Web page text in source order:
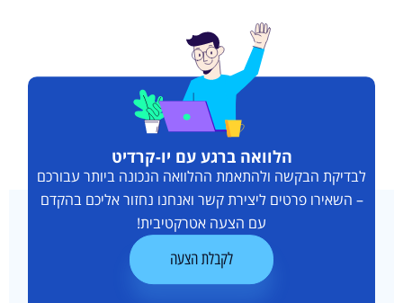
הלוואה ברגע עם יו-קרדיט
לבדיקת הבקשה ולהתאמת ההלוואה הנכונה ביותר עבורכם
– השאירו פרטים ליצירת קשר ואנחנו נחזור אליכם בהקדם
עם הצעה אטרקטיבית!
לקבלת הצעה